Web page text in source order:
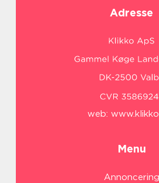
Adresse
web:
Menu
Annoncering